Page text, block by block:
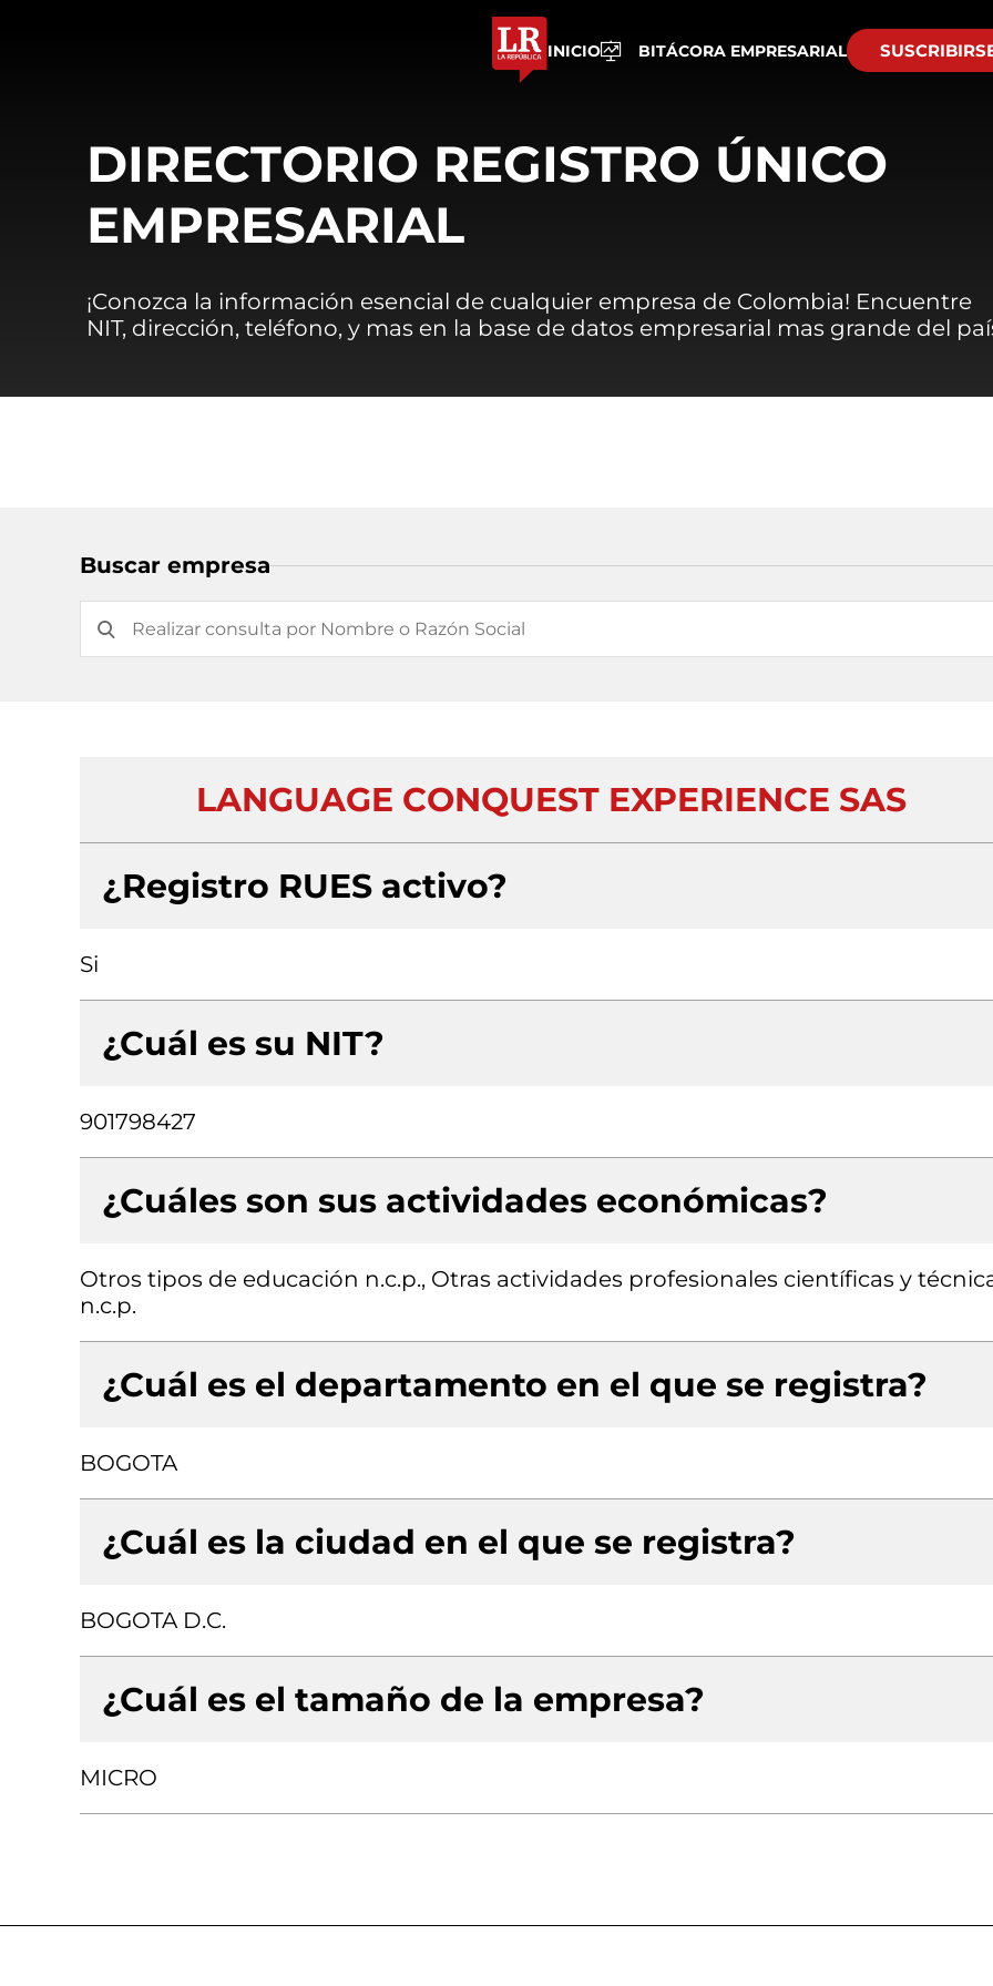
INICIO BITÁCORA EMPRESARIAL
DIRECTORIO REGISTRO ÚNICO
EMPRESARIAL
¡Conozca la información esencial de cualquier empresa de Colombia! Encuentre
NIT, dirección, teléfono, y mas en la base de datos empresarial mas grande del
Buscar empresa
LANGUAGE CONQUEST EXPERIENCE SAS
¿Registro RUES activo?
Si
¿Cuál es su NIT?
901798427
¿Cuáles son sus actividades económicas?
Otros tipos de educación n.c.p., Otras actividades profesionales científicas y
n.c.p.
¿Cuál es el departamento en el que se registra?
BOGOTA
¿Cuál es la ciudad en el que se registra?
BOGOTA D.C.
¿Cuál es el tamaño de la empresa?
MICRO